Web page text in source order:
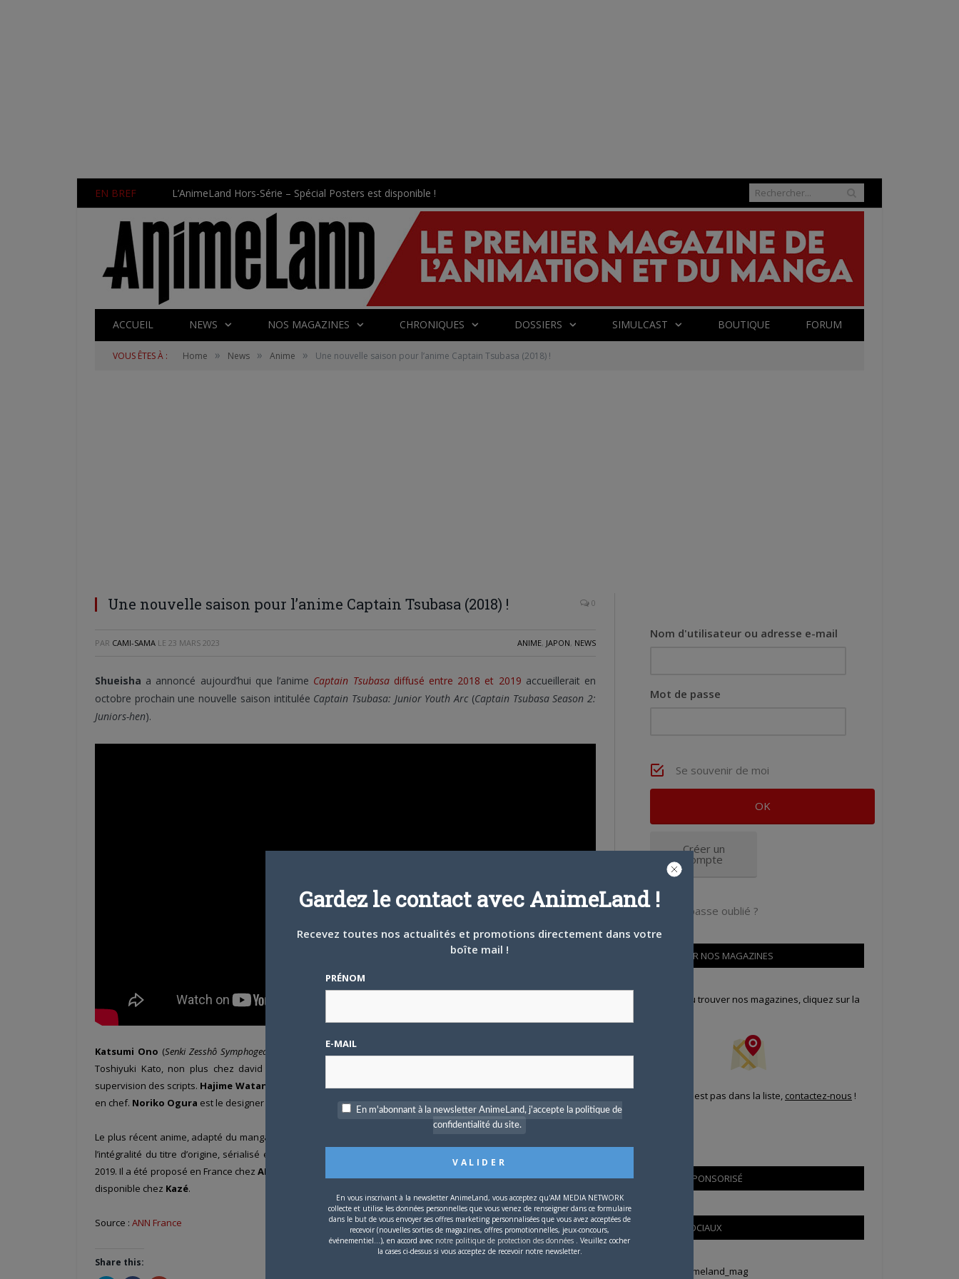
EN BREF L’AnimeLand Hors-Série – Spécial Posters est disponible !
ACCUEIL NEWS NOS MAGAZINES CHRONIQUES DOSSIERS SIMULCAST BOUTIQUE FORUM
VOUS ÊTES À : Home » News » Anime » Une nouvelle saison pour l’anime Captain Tsubasa (2018) !
Une nouvelle saison pour l’anime Captain Tsubasa (2018) ! 0
PAR CAMI-SAMA LE 23 MARS 2023 ANIME, JAPON, NEWS
Shueisha a annoncé aujourd’hui que l’anime Captain Tsubasadiffusé entre 2018 et 2019 accueillerait en
octobre prochain une nouvelle saison intitulée Captain Tsubasa: Junior Youth Arc (Captain Tsubasa Season 2:
Juniors-hen).
Katsumi Ono (Senki Zesshô Symphogear GX, Girly Air Force) mène la réalisation de la nouvelle saison, remplaçant
Toshiyuki Kato, non plus chez david production, mais au
supervision des scripts. Hajime Watanabe
est à nouveau le designer des personnages et le directeur d’animation
en chef. Noriko Ogura est le designer des personnages secondaires.
Le plus récent anime, adapté du manga de
l’intégralité du titre d’origine, sérialisé entre en 1981 et 1988, et son 52e et dernier épisode a été diffusé en avril
2019. Il a été proposé en France chezADN
disponible chez Kazé.
Source : ANN France
Share this:
Nom d'utilisateur ou adresse e-mail
Mot de passe
Se souvenir de moi
Créer un
compte
Mot de passe oublié ?
OÙ TROUVER NOS MAGAZINES
Pour savoir où trouver nos magazines, cliquez sur la
Si votre ville n'est pas dans la liste, contactez-nous !
CONTENU SPONSORISÉ
RÉSEAUX SOCIAUX
Tweets by Animeland_mag
Gardez le contact avec AnimeLand !
Recevez toutes nos actualités et promotions directement dans votre
boîte mail !
PRÉNOM
E-MAIL
En m'abonnant à la newsletter AnimeLand, j'accepte la politique de
confidentialité du site.
En vous inscrivant à la newsletter AnimeLand, vous acceptez qu'AM MEDIA NETWORK
collecte et utilise les données personnelles que vous venez de renseigner dans ce formulaire
dans le but de vous envoyer ses offres marketing personnalisées que vous avez acceptées de
recevoir (nouvelles sorties de magazines, offres promotionnelles, jeux-concours,
événementiel...), en accord avec notre politique de protection des données . Veuillez cocher
la cases ci-dessus si vous acceptez de recevoir notre newsletter.